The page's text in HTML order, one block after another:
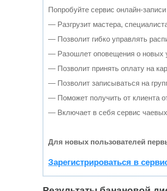
Попробуйте сервис онлайн-
— Разгрузит мастера,
— Позволит гибко управлять
— Разошлет оповещения о новых
— Позволит принять оплату на
— Позволит записываться на
— Поможет получить от клиента
— Включает в себя сервис
Для новых пользователей
Зарегистрироваться в